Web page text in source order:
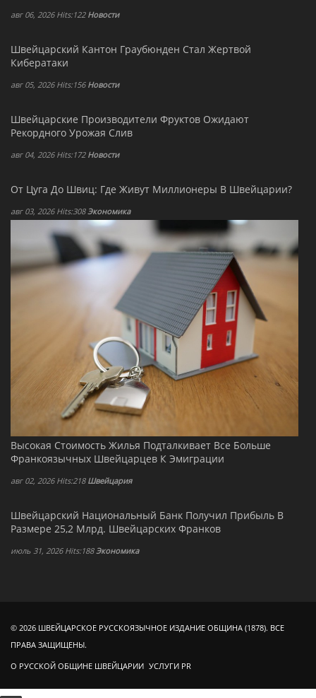
авг 06, 2026 Hits:122 Новости
Швейцарский Кантон Граубюнден Стал Жертвой
Кибератаки
авг 05, 2026 Hits:156 Новости
Швейцарские Производители Фруктов Ожидают
Рекордного Урожая Слив
авг 04, 2026 Hits:172 Новости
От Цуга До Швиц: Где Живут Миллионеры В Швейцарии?
авг 03, 2026 Hits:308 Экономика
Высокая Стоимость Жилья Подталкивает Все Больше
Франкоязычных Швейцарцев К Эмиграции
авг 02, 2026 Hits:218 Швейцария
Швейцарский Национальный Банк Получил Прибыль В
Размере 25,2 Млрд. Швейцарских Франков
июль 31, 2026 Hits:188Экономика
© 2026 ШВЕЙЦАРСКОЕ РУССКОЯЗЫЧНОЕ ИЗДАНИЕ ОБЩИНА (1878). ВСЕ
ПРАВА ЗАЩИЩЕНЫ.
О РУССКОЙ ОБЩИНЕ ШВЕЙЦАРИИ УСЛУГИ PR